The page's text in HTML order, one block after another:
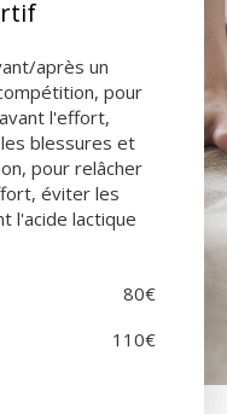
après un
pour
l'effort,
blessures et
pour relâcher
éviter les
l'acide lactique
80€
110€